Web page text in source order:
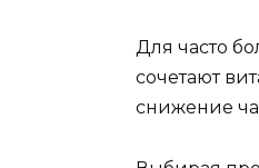
Для часто
сочетают
снижение